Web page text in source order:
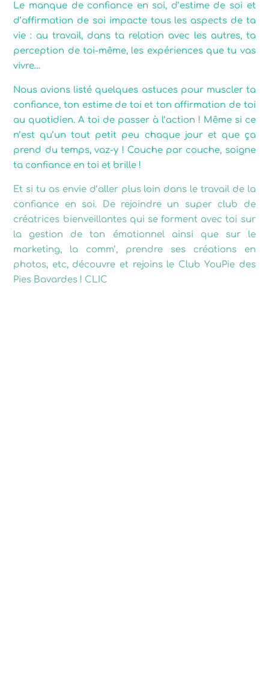
Le manque de confiance en soi, d’estime de soi et
d’affirmation de soi impacte tous les aspects de ta
vie : au travail, dans ta relation avec les autres, ta
perception de toi-même, les expériences que tu vas
vivre…
Nous avions listé quelques astuces pour muscler ta
confiance, ton estime de toi et ton affirmation de toi
au quotidien. A toi de passer à l’action ! Même si ce
n’est qu’un tout petit peu chaque jour et que ça
prend du temps, vaz-y ! Couche par couche, soigne
ta confiance en toi et brille !
Et si tu as envie d’aller plus loin dans le travail de la
confiance en soi.
De rejoindre un super club de
créatrices bienveillantes qui se forment avec toi sur
la gestion de ton émotionnel ainsi que sur le
marketing, la comm’, prendre ses créations en
photos, etc, découvre et rejoins le Club YouPie des
Pies Bavardes ! CLIC